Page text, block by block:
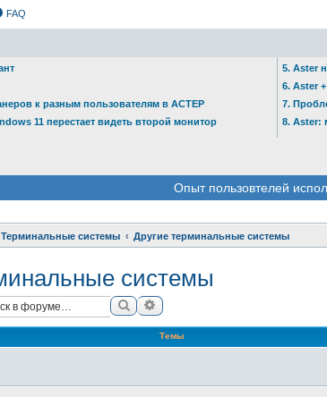
FAQ
к разным пользователям в АСТЕР
11 перестает видеть второй монитор
5. Aster
6. Aster
7.
8. Aster:
Опыт пользовтелей
Терминальные системы Другие терминальные системы
системы
ПоискРасширенный поиск
Темы